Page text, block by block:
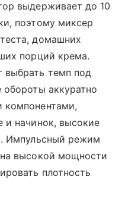
выдерживает до 10
поэтому миксер
домашних
порций крема.
выбрать темп под
обороты аккуратно
и начинок, высокие
Импульсный режим
высокой мощности
плотность